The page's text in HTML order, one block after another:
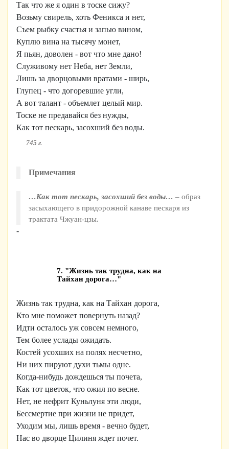
Так что же я один в тоске сижу?
Возьму свирель, хоть Феникса и нет,
Съем рыбку счастья и запью вином,
Куплю вина на тысячу монет,
Я пьян, доволен - вот что мне дано!
Служивому нет Неба, нет Земли,
Лишь за дворцовыми вратами - ширь,
Глупец - что догоревшие угли,
А вот талант - объемлет целый мир.
Тоске не предавайся без нужды,
Как тот пескарь, засохший без воды.
745 г.
Примечания
…Как тот пескарь, засохший без воды… – образ
засыхающего в придорожной канаве пескаря из
трактата Чжуан-цзы.
-
7. "Жизнь так трудна, как на
Тайхан дорога…"
Жизнь так трудна, как на Тайхан дорога,
Кто мне поможет повернуть назад?
Идти осталось уж совсем немного,
Тем более услады ожидать.
Костей усохших на полях несчетно,
Ни них пируют духи тьмы одне.
Когда-нибудь дождешься ты почета,
Как тот цветок, что ожил по весне.
Нет, не нефрит Куньлуня эти люди,
Бессмертие при жизни не придет,
Уходим мы, лишь время - вечно будет,
Нас во дворце Цилиня ждет почет.